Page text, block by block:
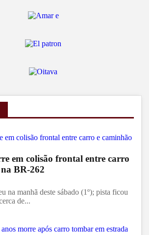
em colisão frontal entre carro
BR-262
na manhã deste sábado (1º); pista ficou
de...